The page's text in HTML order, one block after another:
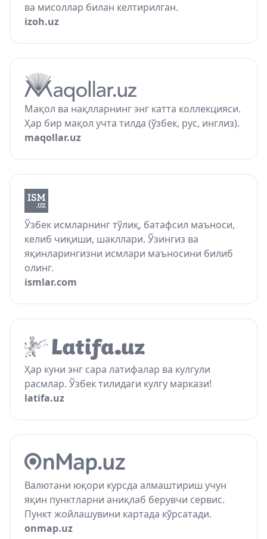
ва мисоллар билан келтирилган.
izoh.uz
Мақол ва нақлларнинг энг катта коллекцияси.
Ҳар бир мақол учта тилда (ўзбек, рус, инглиз).
maqollar.uz
Ўзбек исмларнинг тўлиқ, батафсил маъноси,
келиб чиқиши, шакллари. Ўзингиз ва
яқинларингизни исмлари маъносини билиб
олинг.
ismlar.com
Ҳар куни энг сара латифалар ва кулгули
расмлар. Ўзбек тилидаги кулгу маркази!
latifa.uz
Валютани юқори курсда алмаштириш учун
яқин пунктларни аниқлаб берувчи сервис.
Пункт жойлашувини картада кўрсатади.
onmap.uz